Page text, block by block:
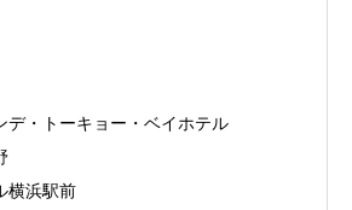
デ・トーキョー・ベイホテル
横浜駅前